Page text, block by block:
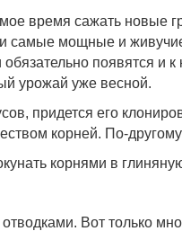
время сажать новые
самые мощные и
появятся и
урожай уже весной.
придется его
корней. По-
корнями в
Вот только